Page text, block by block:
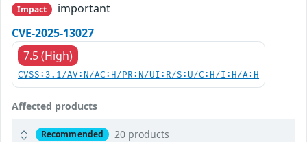
Impact
important
CVE-2025-13027
7.5 (High)
CVSS:3.1/AV:N/AC:H/PR:N/UI:R/S:U/C:H/I:H/A:H
Affected products
Recommended 20 products